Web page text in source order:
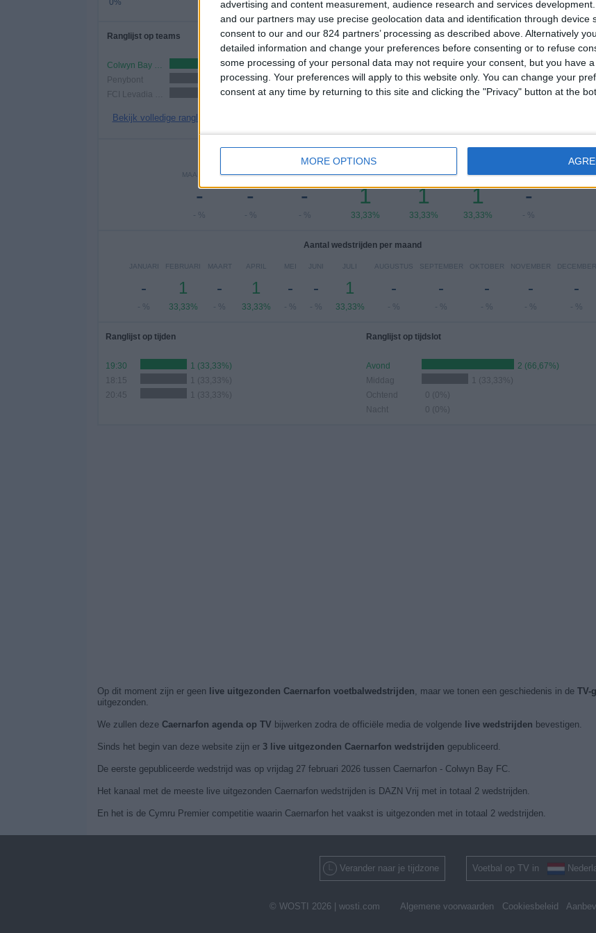
advertising and content measurement, audience research and services development.
and our partners may use precise geolocation data and identification through device
consent to our and our 824 partners’ processing as described above. Alternatively
detailed information and change your preferences before consenting or to refuse
some processing of your personal data may not require your consent, but you have
processing. Your preferences will apply to this website only. You can change your
consent at any time by returning to this site and clicking the "Privacy" button at the
MORE OPTIONS
0%
FC
Ranglijst op teams
Colwyn Bay FC
1 (33,33%)
Penybont
1 (33,33%)
1 (33,33%)
Bekijk volledige ranglijst
Ranglijst op competities
Cymru Premier
2 (66,67%)
Conference League
1 (33,33%)
MAANDAG
-
- %
DINSDAG
-
- %
WOENSDAG
-
- %
DONDERDAG
1
33,33%
VRIJDAG
1
33,33%
ZATERDAG
1
33,33%
ZONDAG
-
- %
Aantal wedstrijden per maand
JANUARI
-
- %
FEBRUARI
1
33,33%
MAART
-
- %
APRIL
1
33,33%
MEI
-
- %
JUNI
-
- %
JULI
1
33,33%
AUGUSTUS
-
- %
SEPTEMBER
-
- %
OKTOBER
-
- %
NOVEMBER
-
- %
DECEMBER
-
- %
Ranglijst op tijden
19:30
1 (33,33%)
18:15
1 (33,33%)
20:45
1 (33,33%)
Ranglijst op tijdslot
Avond
2 (66,67%)
Middag
1 (33,33%)
Ochtend
0 (0%)
Nacht
0 (0%)
Op dit moment zijn er geen live uitgezonden Caernarfon voetbalwedstrijden, maar we tonen een geschiedenis in de TV-
uitgezonden.
We zullen deze Caernarfon agenda op TV bijwerken zodra de officiële media de volgende live wedstrijden bevestigen.
Sinds het begin van deze website zijn er 3 live uitgezonden Caernarfon wedstrijden gepubliceerd.
De eerste gepubliceerde wedstrijd was op vrijdag 27 februari 2026 tussen Caernarfon - Colwyn Bay FC.
Het kanaal met de meeste live uitgezonden Caernarfon wedstrijden is DAZN Vrij met in totaal 2 wedstrijden.
En het is de Cymru Premier competitie waarin Caernarfon het vaakst is uitgezonden met in totaal 2 wedstrijden.
Verander naar je tijdzone Voetbal op TV in
© WOSTI 2026 | wosti.com Algemene voorwaarden Cookiesbeleid